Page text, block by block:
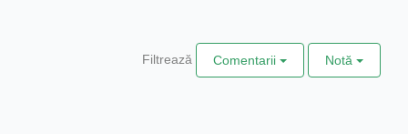
Filtrează Comentarii Notă